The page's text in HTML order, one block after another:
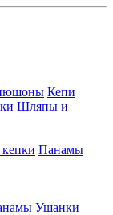
Кепи
Шляпы и
Панамы
Ушанки